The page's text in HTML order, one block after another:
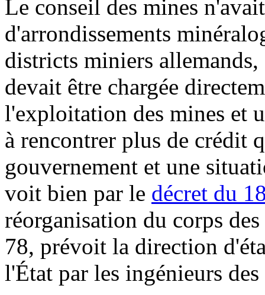
Le conseil des mines
d'arrondissements
districts miniers
devait être chargée
l'exploitation des mines et
à rencontrer plus de crédit
gouvernement et une
voit bien par le décret du
réorganisation du corps
78, prévoit la direction
l'État par les ingénieurs